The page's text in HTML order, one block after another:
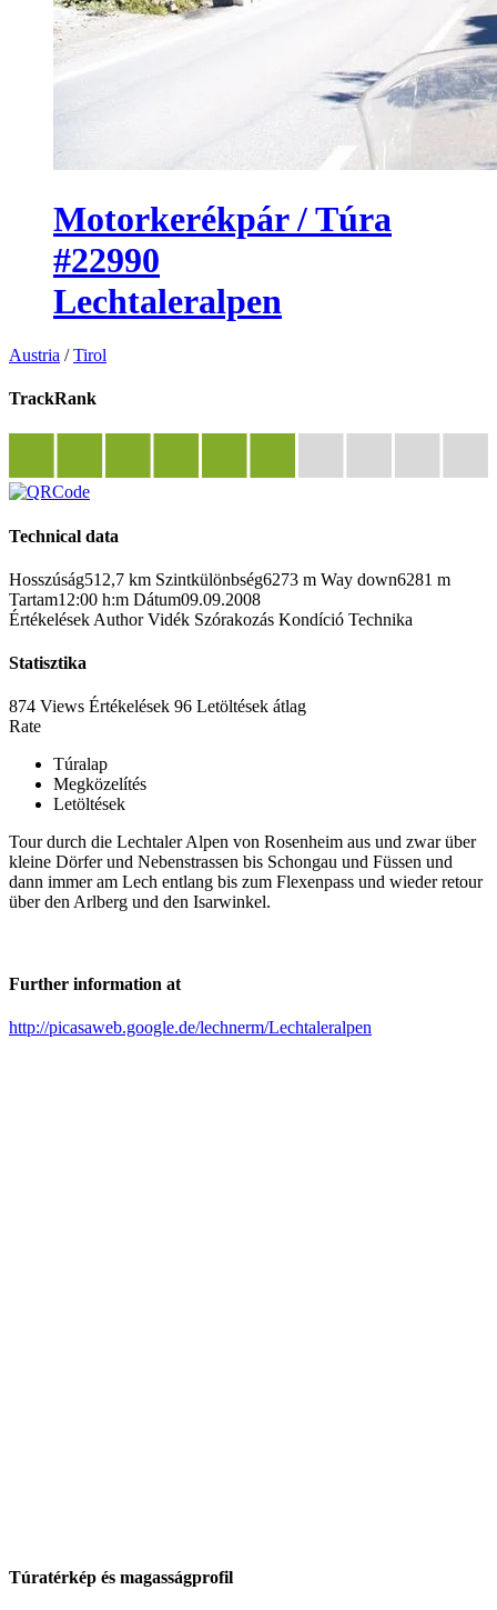
Motorkerékpár / Túra
#22990
Lechtaleralpen
Austria /Tirol
TrackRank
Technical data
Hosszúság512,7 km Szintkülönbség6273 m Way down6281 m
Tartam12:00 h:m Dátum09.09.2008
Értékelések Author Vidék Szórakozás Kondíció Technika
Statisztika
874 Views Értékelések 96 Letöltések átlag
Rate
Túralap
Megközelítés
Letöltések
Tour durch die Lechtaler Alpen von Rosenheim aus und zwar über
kleine Dörfer und Nebenstrassen bis Schongau und Füssen und
dann immer am Lech entlang bis zum Flexenpass und wieder retour
über den Arlberg und den Isarwinkel.
Further information at
http://picasaweb.google.de/lechnerm/Lechtaleralpen
Túratérkép és magasságprofil